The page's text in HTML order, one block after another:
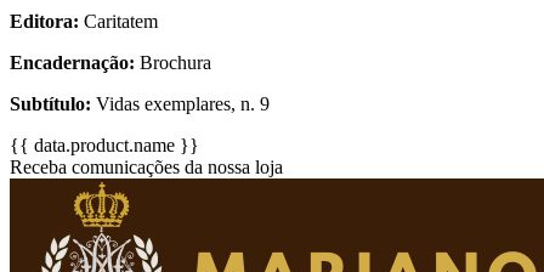
Editora: Caritatem
Encadernação: Brochura
Subtítulo: Vidas exemplares, n. 9
{{ data.product.name }}
Receba comunicações da nossa loja